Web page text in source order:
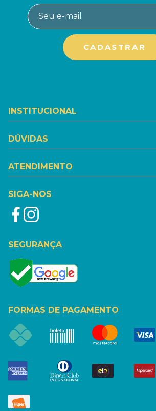
INSTITUCIONAL
DÚVIDAS
ATENDIMENTO
SIGA-NOS
SEGURANÇA
FORMAS DE PAGAMENTO